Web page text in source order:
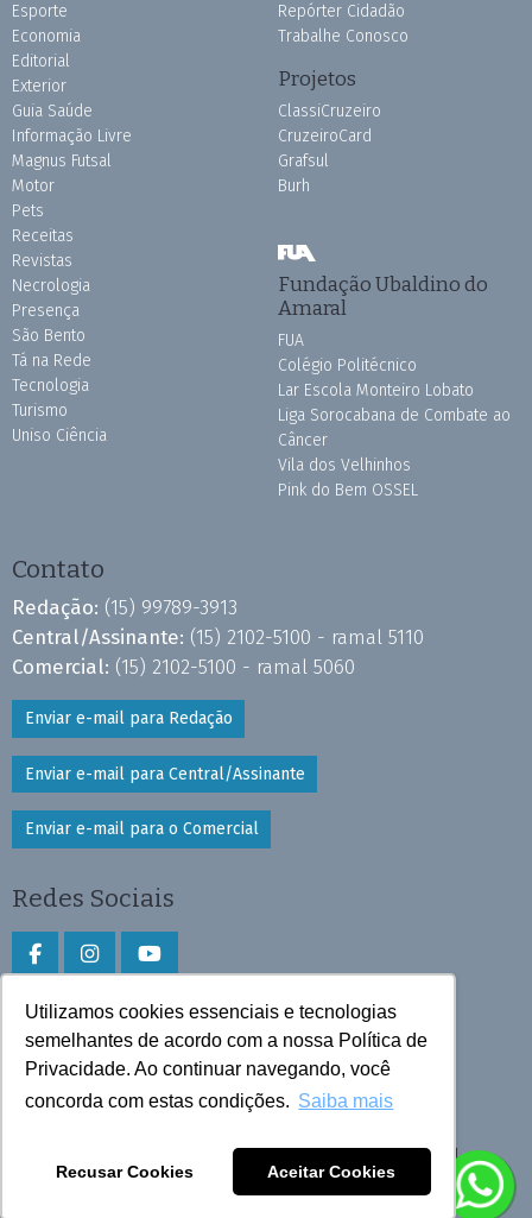
Utilizamos cookies essenciais e tecnologias
semelhantes de acordo com a nossa Política de
Privacidade. Ao continuar navegando, você
concorda com estas condições. Saiba mais
Recusar Cookies Aceitar Cookies
Esporte
Economia
Editorial
Exterior
Guia Saúde
Informação Livre
Magnus Futsal
Motor
Pets
Receitas
Revistas
Necrologia
Presença
São Bento
Tá na Rede
Tecnologia
Turismo
Uniso Ciência
Repórter Cidadão
Trabalhe Conosco
Projetos
ClassiCruzeiro
CruzeiroCard
Grafsul
Burh
Fundação Ubaldino do
Amaral
FUA
Colégio Politécnico
Lar Escola Monteiro Lobato
Liga Sorocabana de Combate ao
Câncer
Vila dos Velhinhos
Pink do Bem OSSEL
Contato
Redação: (15) 99789-3913
Central/Assinante: (15) 2102-5100 - ramal 5110
Comercial: (15) 2102-5100 - ramal 5060
Enviar e-mail para Redação
Enviar e-mail para Central/Assinante
Enviar e-mail para o Comercial
Redes Sociais
Faça download do aplicativo
Play Store e App Store
Todos os direitos reservados © 2025 Cruzeiro do Sul